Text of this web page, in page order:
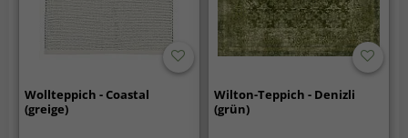
Wollteppich - Coastal
(greige)
Wilton-Teppich - Denizli
(grün)